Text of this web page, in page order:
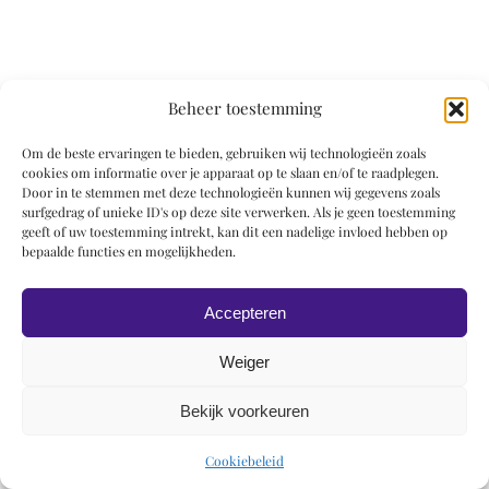
Beheer toestemming
Om de beste ervaringen te bieden, gebruiken wij technologieën zoals
cookies om informatie over je apparaat op te slaan en/of te raadplegen.
Door in te stemmen met deze technologieën kunnen wij gegevens zoals
surfgedrag of unieke ID's op deze site verwerken. Als je geen toestemming
geeft of uw toestemming intrekt, kan dit een nadelige invloed hebben op
bepaalde functies en mogelijkheden.
Accepteren
Weiger
Bekijk voorkeuren
Cookiebeleid